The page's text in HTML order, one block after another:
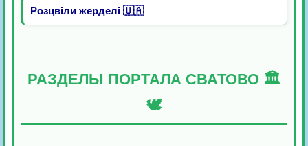
Розцвіли жерделі 🇺🇦
РАЗДЕЛЫ ПОРТАЛА СВАТОВО 🏛️
🕊️